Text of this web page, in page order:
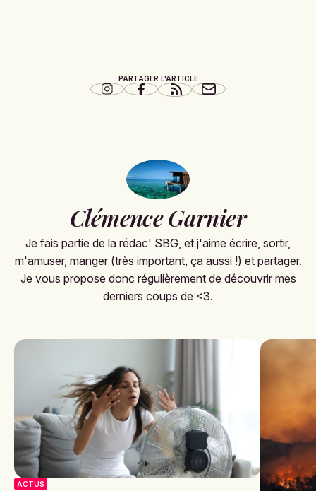
PARTAGER L'ARTICLE
Clémence Garnier
Je fais partie de la rédac' SBG, et j'aime écrire, sortir,
m'amuser, manger (très important, ça aussi !) et partager.
Je vous propose donc régulièrement de découvrir mes
derniers coups de <3.
ACTUS